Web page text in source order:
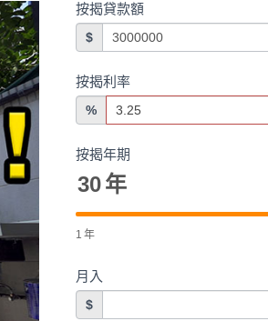
按揭貸款額
$
按揭利率
%
按揭年期
30年
1 年
月入
$